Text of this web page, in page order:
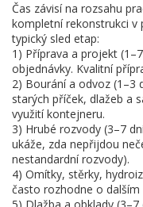
Čas závisí na rozsahu
kompletní rekonstrukci v
typický sled etap:
1) Příprava a projekt
objednávky. Kvalitní
2) Bourání a odvoz (1–3
starých příček, dlažeb a
využití kontejneru.
3) Hrubé rozvody (3–7
ukáže, zda nepřijdou
nestandardní rozvody).
4) Omítky, stěrky,
často rozhodne o dalším